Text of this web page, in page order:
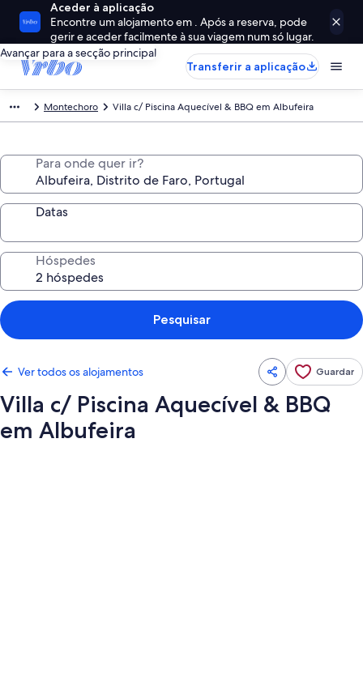
Aceder à aplicação
Encontre um alojamento em . Após a reserva, pode
gerir e aceder facilmente à sua viagem num só lugar.
Avançar para a secção principal
Transferir a aplicação
Montechoro Villa c/ Piscina Aquecível & BBQ em Albufeira
Para onde quer ir?
Datas
Hóspedes
Pesquisar
Ver todos os alojamentos Guardar
Villa c/ Piscina Aquecível & BBQ
em Albufeira